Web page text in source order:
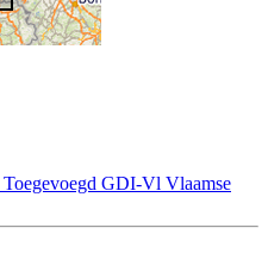
Toegevoegd GDI-Vl Vlaamse